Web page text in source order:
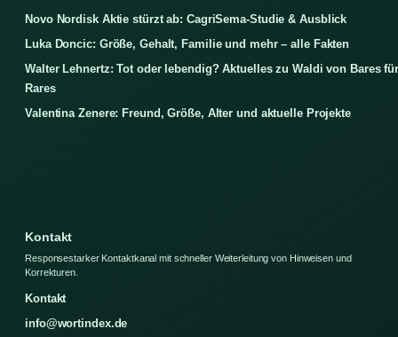
Novo Nordisk Aktie stürzt ab: CagriSema-Studie & Ausblick
Luka Doncic: Größe, Gehalt, Familie und mehr – alle Fakten
Walter Lehnertz: Tot oder lebendig? Aktuelles zu Waldi von Bares
Rares
Valentina Zenere: Freund, Größe, Alter und aktuelle Projekte
Kontakt
Responsestarker Kontaktkanal mit schneller Weiterleitung von Hinweisen und
Korrekturen.
Kontakt
info@wortindex.de